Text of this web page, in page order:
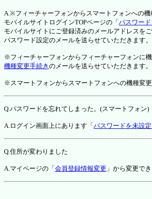
A.※フィーチャーフォンからスマートフォンへの機
モバイルサイトログインTOPページの「 パスワー
モバイルサイトにご登録済みのメールアドレスをご
パスワード設定のメールを送らせていただきます。
※フィーチャーフォンからフィーチャーフォンに
機種変更手続き のメールを送らせていただきます。
※スマートフォンからスマートフォンへの機種変
Q.パスワードを忘れてしまった。(スマートフォン)
A.ログイン画面上にあります「 パスワードを未設
Q.住所が変わりました
A.マイページの「 会員登録情報変更 」から変更でき